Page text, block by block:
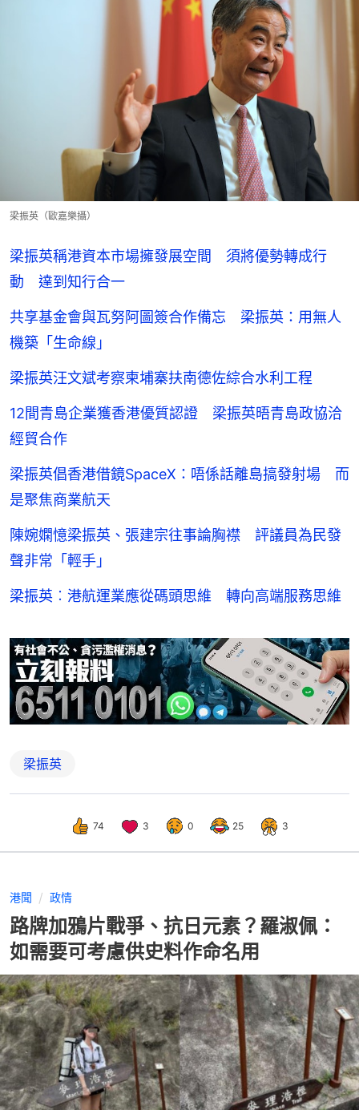
梁振英（歐嘉樂攝）
梁振英稱港資本市場擁發展空間 須將優勢轉成行
動 達到知行合一
共享基金會與瓦努阿圖簽合作備忘 梁振英：用無人
機築「生命線」
梁振英汪文斌考察柬埔寨扶南德佐綜合水利工程
12間青島企業獲香港優質認證 梁振英晤青島政協洽
經貿合作
梁振英倡香港借鏡SpaceX：唔係話離島搞發射場 而
是聚焦商業航天
陳婉嫻憶梁振英、張建宗往事論胸襟 評議員為民發
聲非常「輕手」
梁振英︰港航運業應從碼頭思維 轉向高端服務思維
梁振英
74 3 0 25 3
港聞 政情
路牌加鴉片戰爭、抗日元素？羅淑佩：
如需要可考慮供史料作命名用